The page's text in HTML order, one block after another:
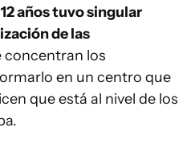
años tuvo singular
de las
concentran los
en un centro que
que está al nivel de los